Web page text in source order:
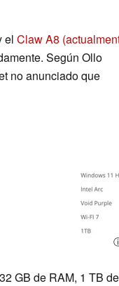
el Claw A8
Según Ollo
no anunciado que
GB de RAM, 1 TB de